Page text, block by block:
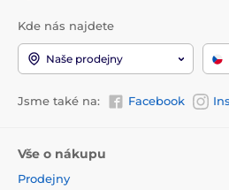
Kde nás najdete
Naše prodejny
Jsme také na: Facebook
Vše o nákupu
Prodejny